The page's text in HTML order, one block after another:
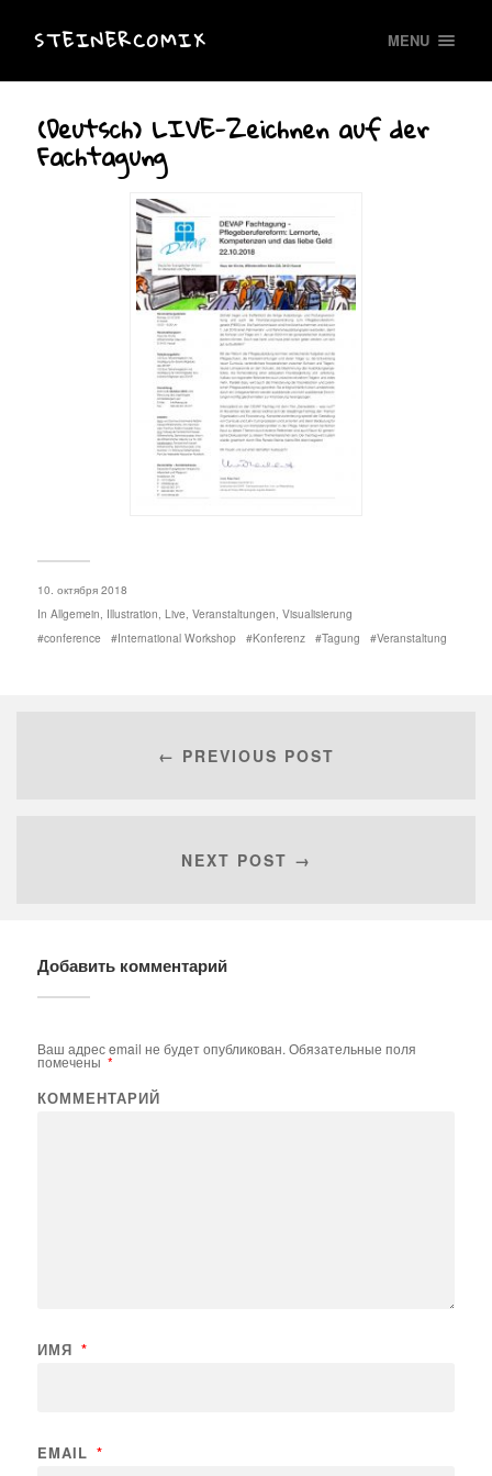
STEINERCOMIX MENU
(Deutsch) LIVE-Zeichnen auf der
Fachtagung
10. октября 2018
In Allgemein, Illustration, Live, Veranstaltungen, Visualisierung
conference
International Workshop Konferenz Tagung Veranstaltung
← PREVIOUS POST
NEXT POST →
Добавить комментарий
Ваш адрес email не будет опубликован.Обязательные поля
помечены *
КОММЕНТАРИЙ
ИМЯ *
EMAIL *